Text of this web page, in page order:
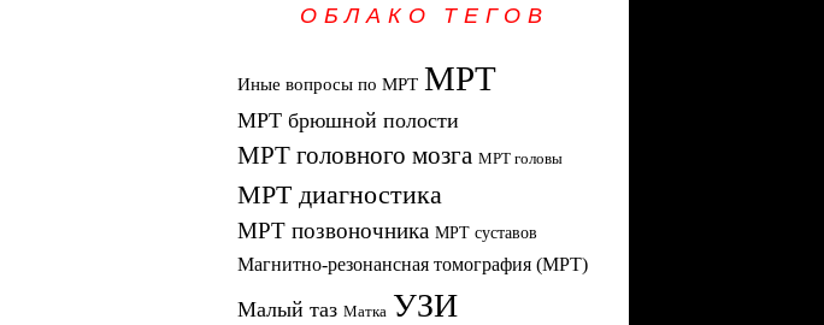
ОБЛАКО ТЕГОВ
Иные вопросы по МРТ МРТ
МРТ брюшной полости
МРТ головного мозга МРТ головы
МРТ диагностика
МРТ позвоночника МРТ суставов
Магнитно-резонансная томография (МРТ)
Малый таз Матка УЗИ